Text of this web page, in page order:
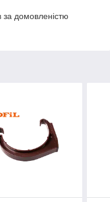
домовленістю